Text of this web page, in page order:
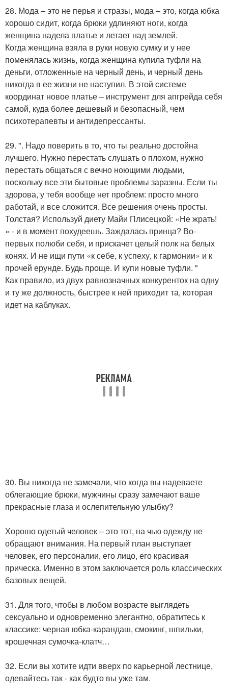
28. Мода – это не перья и стразы, мода – это, когда юбка
хорошо сидит, когда брюки удлиняют ноги, когда
женщина надела платье и летает над землей.
Когда женщина взяла в руки новую сумку и у нее
поменялась жизнь, когда женщина купила туфли на
деньги, отложенные на черный день, и черный день
никогда в ее жизни не наступил. В этой системе
координат новое платье – инструмент для апгрейда себя
самой, куда более дешевый и безопасный, чем
психотерапевты и антидепрессанты.
29. ". Надо поверить в то, что ты реально достойна
лучшего. Нужно перестать слушать о плохом, нужно
перестать общаться с вечно ноющими людьми,
поскольку все эти бытовые проблемы заразны. Если ты
здорова, у тебя вообще нет проблем: просто много
работай, и все сложится. Все решения очень просты.
Толстая? Используй диету Майи Плисецкой: «Не жрать!
» - и в момент похудеешь. Заждалась принца? Во-
первых полюби себя, и прискачет целый полк на белых
конях. И не ищи пути «к себе, к успеху, к гармонии» и к
прочей ерунде. Будь проще. И купи новые туфли. "
Как правило, из двух равнозначных конкуренток на одну
и ту же должность, быстрее к ней приходит та, которая
идет на каблуках.
30. Вы никогда не замечали, что когда вы надеваете
облегающие брюки, мужчины сразу замечают ваше
прекрасные глаза и ослепительную улыбку?
Хорошо одетый человек – это тот, на чью одежду не
обращают внимания. На первый план выступает
человек, его персоналии, его лицо, его красивая
прическа. Именно в этом заключается роль классических
базовых вещей.
31. Для того, чтобы в любом возрасте выглядеть
сексуально и одновременно элегантно, обратитесь к
классике: черная юбка-карандаш, смокинг, шпильки,
крошечная сумочка-клатч…
32. Если вы хотите идти вверх по карьерной лестнице,
одевайтесь так - как будто вы уже там.